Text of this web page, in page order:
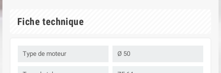
Fiche technique
Type de moteur Ø 50